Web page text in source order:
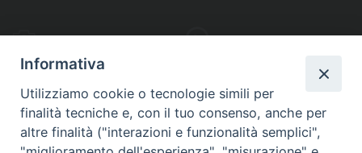
Informativa
Utilizziamo cookie o tecnologie simili per
finalità tecniche e, con il tuo consenso, anche per
altre finalità ("interazioni e funzionalità semplici",